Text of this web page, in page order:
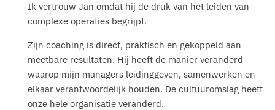
Ik vertrouw Jan omdat hij de druk van het leiden van
complexe operaties begrijpt.
Zijn coaching is direct, praktisch en gekoppeld aan
meetbare resultaten. Hij heeft de manier veranderd
waarop mijn managers leidinggeven, samenwerken en
elkaar verantwoordelijk houden. De cultuuromslag heeft
onze hele organisatie veranderd.